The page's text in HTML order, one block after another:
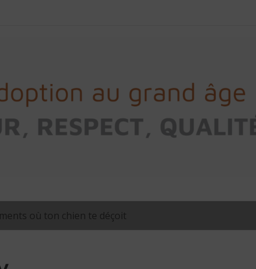
où ton chien te déçoit